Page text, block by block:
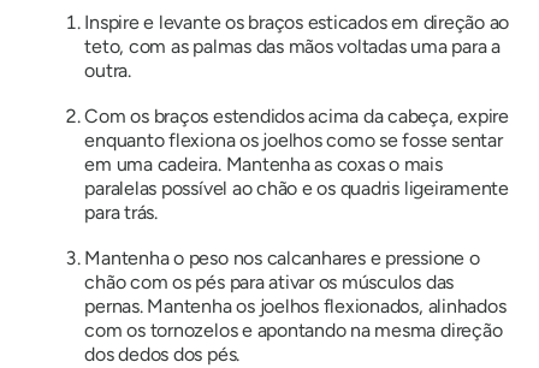
Inspire e levante os braços esticados em direção ao
teto, com as palmas das mãos voltadas uma para a
outra.
Com os braços estendidos acima da cabeça, expire
enquanto flexiona os joelhos como se fosse sentar
em uma cadeira. Mantenha as coxas o mais
paralelas possível ao chão e os quadris ligeiramente
para trás.
Mantenha o peso nos calcanhares e pressione o
chão com os pés para ativar os músculos das
pernas. Mantenha os joelhos flexionados, alinhados
com os tornozelos e apontando na mesma direção
dos dedos dos pés.